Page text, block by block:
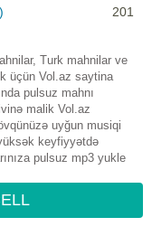
201
Turk mahnilar ve
üçün Vol.az saytina
pulsuz mahnı
malik Vol.az
uyğun musiqi
keyfiyyətdə
pulsuz mp3 yukle